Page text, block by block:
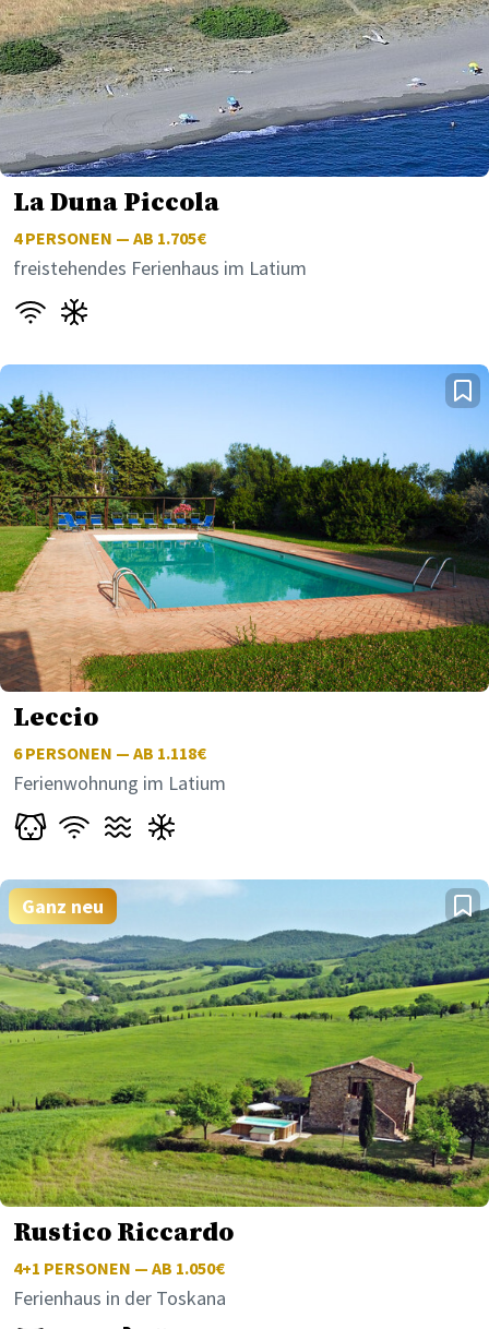
La Duna Piccola
4PERSONEN — AB 1.705€
freistehendes Ferienhaus im Latium
Leccio
6PERSONEN — AB 1.118€
Ferienwohnung im Latium
Ganz neu
Rustico Riccardo
4+1 PERSONEN — AB 1.050€
Ferienhaus in der Toskana